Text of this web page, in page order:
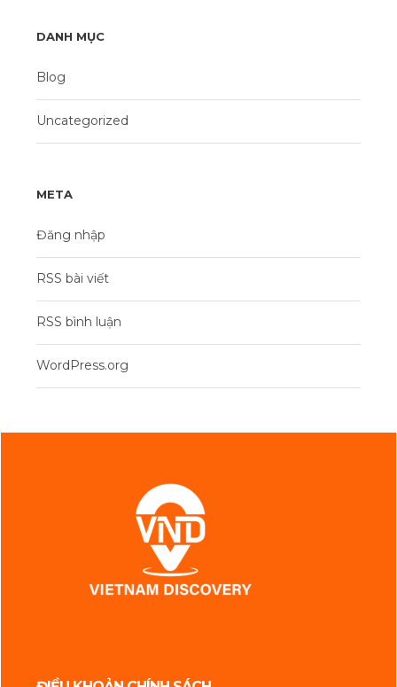
DANH MỤC
Blog
Uncategorized
META
Đăng nhập
RSS bài viết
RSS bình luận
WordPress.org